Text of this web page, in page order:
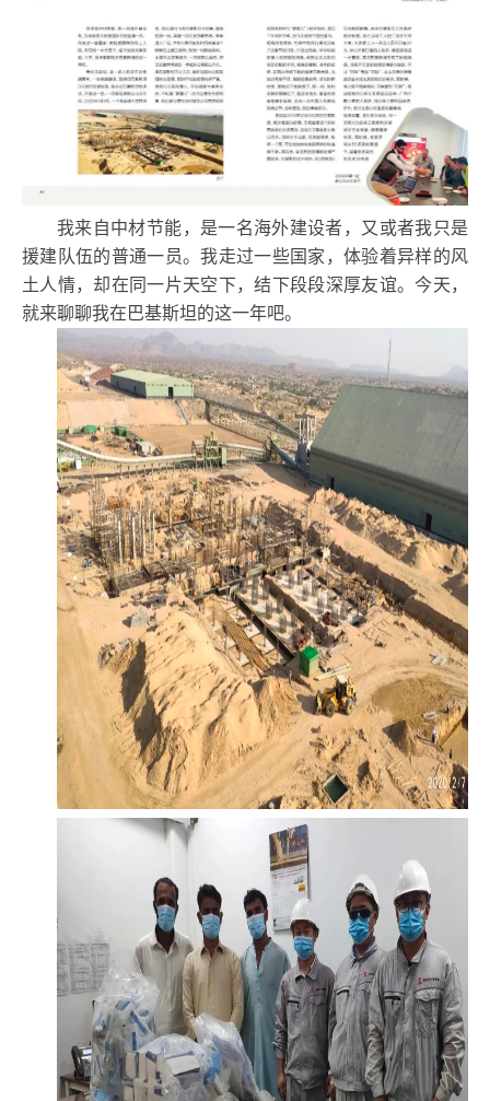
我来自中材节能，是一名海外建设者，又或者我只是
援建队伍的普通一员。我走过一些国家，体验着异样的风
土人情，却在同一片天空下，结下段段深厚友谊。今天，
就来聊聊我在巴基斯坦的这一年吧。